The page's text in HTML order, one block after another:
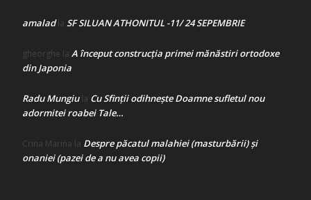
amaladla SF SILUAN ATHONITUL -11/ 24 SEPEMBRIE
gheorghe la A început construcţia primei mănăstiri ortodoxe
din Japonia
Radu Mungiula Cu Sfinții odihnește Doamne sufletul nou
adormitei roabei Tale…
Crina Marina la Despre păcatul malahiei (masturbării) şi
onaniei (pazei de a nu avea copii)